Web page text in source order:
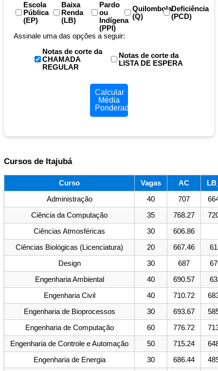
Escola
Pública
(EP)
Baixa
Renda
(LB)
Pardo
ou
Indígena
(PPI)
Quilombola
(Q)
Deficiência
(PCD)
Assinale uma das opções a seguir:
Notas de corte da
CHAMADA
REGULAR
Notas de corte da
LISTA DE ESPERA
Calcular
Média
Ponderada
Cursos de Itajubá
Curso Vagas AC
Administração 40 707
Ciência da Computação 35 768.27
Ciências Atmosféricas 30 606.86
Ciências Biológicas (Licenciatura) 20 667.46
Design 30 687
Engenharia Ambiental 40 690.57
Engenharia Civil 40 710.72
Engenharia de Bioprocessos 30 693.67
Engenharia de Computação 60 776.72
Engenharia de Controle e Automação 50 715.24
Engenharia de Energia 30 686.44